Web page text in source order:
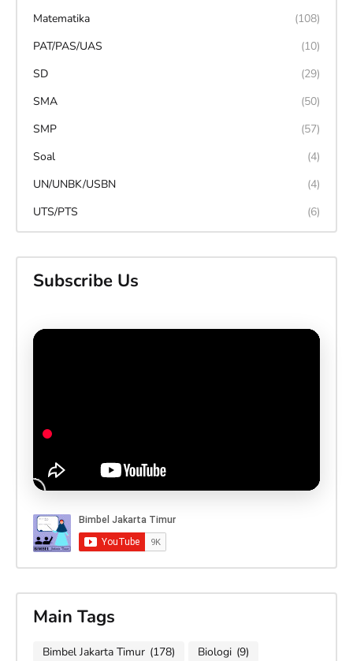
Matematika
(108)
PAT/PAS/UAS
(10)
SD
(29)
SMA
(50)
SMP
(57)
Soal
(4)
UN/UNBK/USBN
(4)
UTS/PTS
(6)
Subscribe Us
Main Tags
Bimbel Jakarta Timur (178) Biologi (9)